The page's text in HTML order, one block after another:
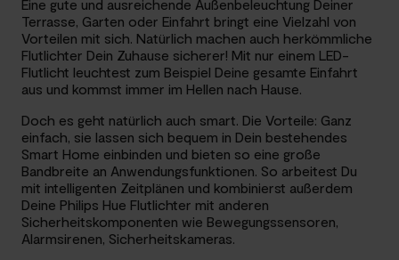
Eine gute und ausreichende Außenbeleuchtung Deiner
Terrasse, Garten oder Einfahrt bringt eine Vielzahl von
Vorteilen mit sich. Natürlich machen auch herkömmliche
Flutlichter Dein Zuhause sicherer! Mit nur einem LED-
Flutlicht leuchtest zum Beispiel Deine gesamte Einfahrt
aus und kommst immer im Hellen nach Hause.
Doch es geht natürlich auch smart. Die Vorteile: Ganz
einfach, sie lassen sich bequem in Dein bestehendes
Smart Home einbinden und bieten so eine große
Bandbreite an Anwendungsfunktionen. So arbeitest Du
mit intelligenten Zeitplänen und kombinierst außerdem
Deine Philips Hue Flutlichter mit anderen
Sicherheitskomponenten wie Bewegungssensoren,
Alarmsirenen, Sicherheitskameras.